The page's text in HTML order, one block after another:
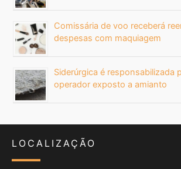
Comissária de voo receberá
despesas com maquiagem
Siderúrgica é responsabilizada
operador exposto a amianto
LOCALIZAÇÃO